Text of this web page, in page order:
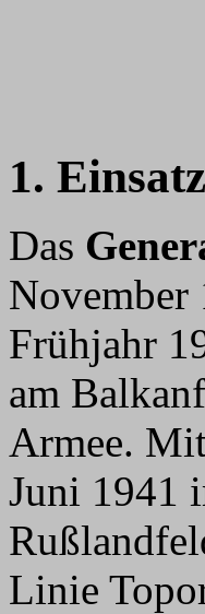
1.
Das
Frühjahr
am
Armee.
Juni 1941
Linie